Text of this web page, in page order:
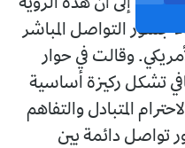
إلى أن هذه الرؤية
جسور التواصل المباشر
وقالت في حوار
تشكل ركيزة أساسية
المتبادل والتفاهم
تواصل دائمة بين